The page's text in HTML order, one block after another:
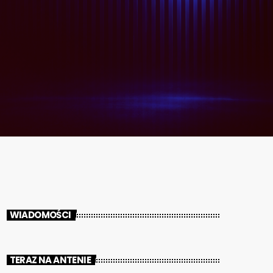
WIADOMOŚCI
TERAZ NA ANTENIE